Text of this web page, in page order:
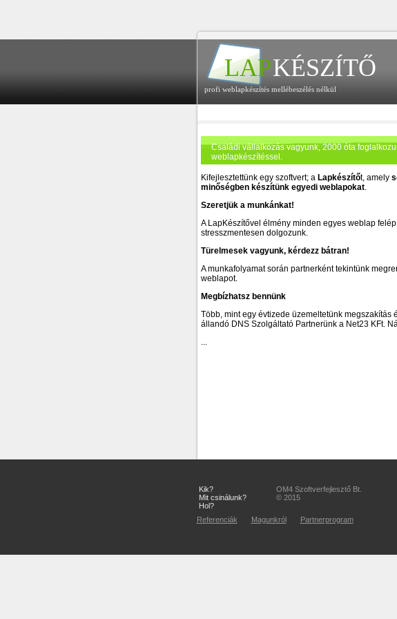
LAPKÉSZÍTŐ
profi weblapkészítés mellébeszélés nélkül
Családi vállalkozás vagyunk, 2000 óta
weblapkészítéssel.
Kifejlesztettünk egy szoftvert; a Lapkészítőt, amely
minőségben készítünk egyedi weblapokat.
Szeretjük a munkánkat!
A LapKészítővel élmény minden egyes weblap
stresszmentesen dolgozunk.
Türelmesek vagyunk, kérdezz bátran!
A munkafolyamat során partnerként tekintünk
weblapot.
Megbízhatsz bennünk
Több, mint egy évtizede üzemeltetünk
állandó DNS Szolgáltató Partnerünk a Net23 KFt.
...
Kik?
Mit csinálunk?
Hol?
OM4 Szoftverfejlesztő Bt.
© 2015
Referenciák Magunkról Partnerprogram